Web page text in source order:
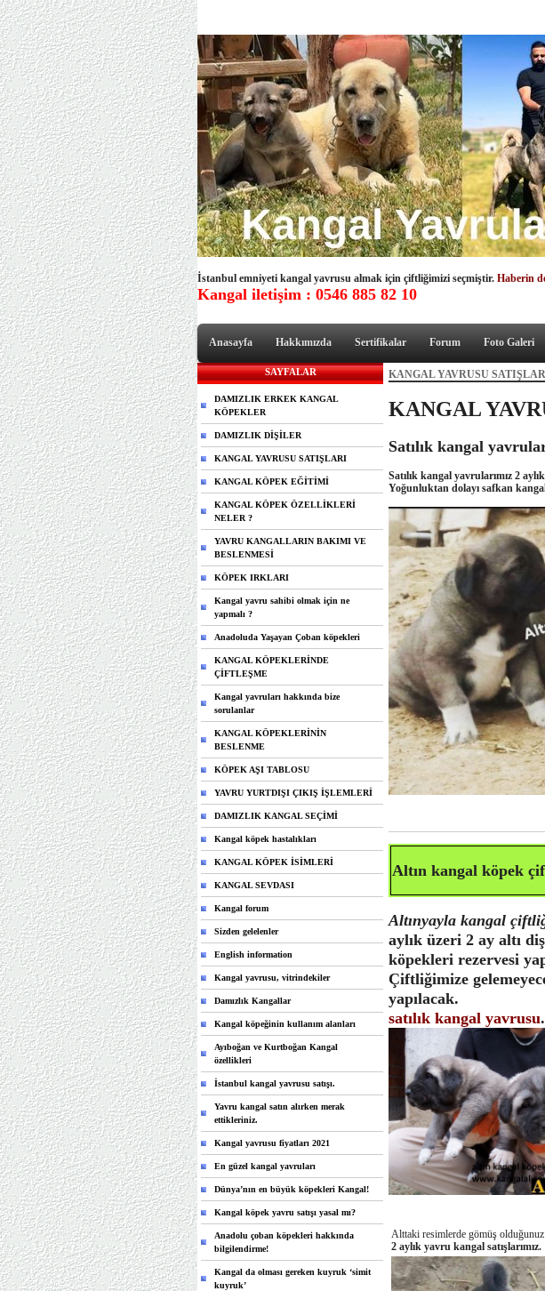
İstanbul emniyeti kangal yavrusu almak için çiftliğimizi seçmiştir. Haberin
Kangal iletişim : 0546 885 82 10
Anasayfa Hakkımızda Sertifikalar Forum Foto Galeri
SAYFALAR
DAMIZLIK ERKEK KANGAL
KÖPEKLER
DAMIZLIK DİŞİLER
KANGAL YAVRUSU SATIŞLARI
KANGAL KÖPEK EĞİTİMİ
KANGAL KÖPEK ÖZELLİKLERİ
NELER ?
YAVRU KANGALLARIN BAKIMI VE
BESLENMESİ
KÖPEK IRKLARI
Kangal yavru sahibi olmak için ne
yapmalı ?
Anadoluda Yaşayan Çoban köpekleri
KANGAL KÖPEKLERİNDE
ÇİFTLEŞME
Kangal yavruları hakkında bize
sorulanlar
KANGAL KÖPEKLERİNİN
BESLENME
KÖPEK AŞI TABLOSU
YAVRU YURTDIŞI ÇIKIŞ İŞLEMLERİ
DAMIZLIK KANGAL SEÇİMİ
Kangal köpek hastalıkları
KANGAL KÖPEK İSİMLERİ
KANGAL SEVDASI
Kangal forum
Sizden gelelenler
English information
Kangal yavrusu, vitrindekiler
Damızlık Kangallar
Kangal köpeğinin kullanım alanları
Ayıboğan ve Kurtboğan Kangal
özellikleri
İstanbul kangal yavrusu satışı.
Yavru kangal satın alırken merak
ettikleriniz.
Kangal yavrusu fiyatları 2021
En güzel kangal yavruları
Dünya’nın en büyük köpekleri Kangal!
Kangal köpek yavru satışı yasal mı?
Anadolu çoban köpekleri hakkında
bilgilendirme!
Kangal da olması gereken kuyruk ‘simit
kuyruk’
KANGAL YAVRUSU
KANGAL
Satılık kangal
Satılık kangal yavrularımız 2
Yoğunluktan dolayı safkan
Altın kangal köpek
Altınyayla kangal
aylık üzeri 2 ay altı
köpekleri rezervesi
Çiftliğimize
yapılacak.
satılık kangal yavrusu
Alttaki resimlerde gömüş olduğunuz
2 aylık yavru kangal satışlarımız.